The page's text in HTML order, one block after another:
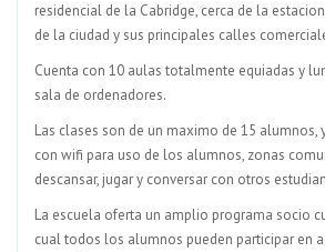
residencial de la Cabridge, cerca de la
de la ciudad y sus principales calles
Cuenta con 10 aulas totalmente equiadas y
sala de ordenadores.
Las clases son de un maximo de 15 alumnos,
con wifi para uso de los alumnos, zonas
descansar, jugar y conversar con otros
La escuela oferta un amplio programa socio
cual todos los alumnos pueden participar en